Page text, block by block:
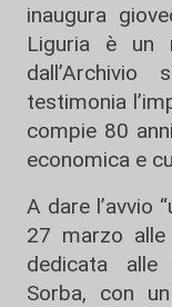
inaugura
Liguria è un
dall’Archivio
testimonia
compie 80 anni
economica e
A dare l’avvio
27 marzo alle
dedicata alle
Sorba, con